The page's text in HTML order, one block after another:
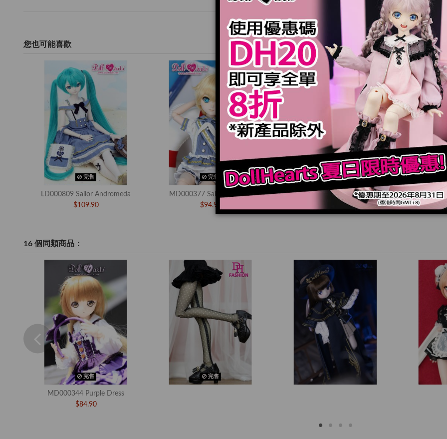
您也可能喜歡
完售
LD000809 Sailor Andromeda
$109.90
完售
MD000377 Sailor Cepheus
$94.90
完售
MS000627 Shoes
$24.90
16 個同類商品：
完售
MD000344 Purple Dress
$84.90
完售